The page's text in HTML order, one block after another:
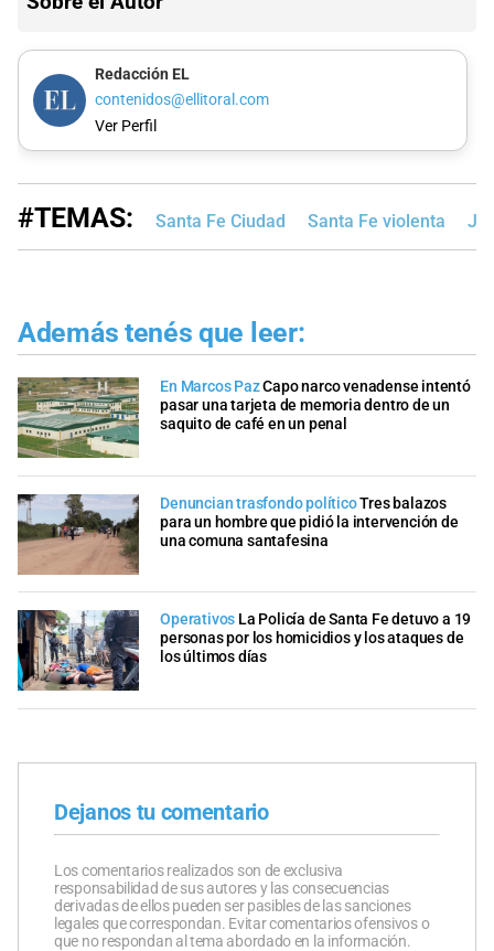
Redacción EL
contenidos@ellitoral.com
Ver Perfil
#TEMAS: Santa Fe Ciudad Santa Fe violenta
Además tenés que leer:
En Marcos PazCapo narco venadense intentó
pasar una tarjeta de memoria dentro de un
saquito de café en un penal
Denuncian trasfondo políticoTres balazos
para un hombre que pidió la intervención de
una comuna santafesina
Operativos La Policía de Santa Fe detuvo a 19
personas por los homicidios y los ataques de
los últimos días
Dejanos tu comentario
Los comentarios realizados son de exclusiva
responsabilidad de sus autores y las consecuencias
derivadas de ellos pueden ser pasibles de las sanciones
legales que correspondan. Evitar comentarios ofensivos o
que no respondan al tema abordado en la información.